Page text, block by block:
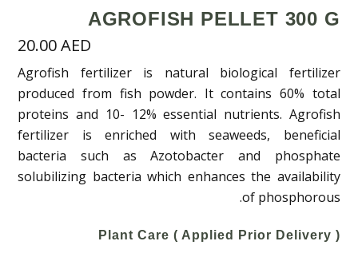
AGROFISH PELLET 300 G
20.00AED
Agrofish fertilizer is natural biological fertilizer
produced from fish powder. It contains 60% total
proteins and 10- 12% essential nutrients. Agrofish
fertilizer is enriched with seaweeds, beneficial
bacteria such as Azotobacter and phosphate
solubilizing bacteria which enhances the availability
of phosphorous.
Plant Care ( Applied Prior Delivery )